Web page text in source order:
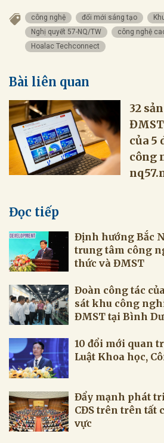
công nghệ đổi mới sáng tạo
Nghị quyết 57-NQ/TW
công nghệ
Hoalac Techconnect
Bài liên quan
32
của 5
công
Đọc tiếp
Định hướng Bắc
trung tâm công
thức và ĐMST
Đoàn công tác
sát khu công
ĐMST tại Bình
10 đổi mới quan
Luật Khoa học,
Đẩy mạnh phát
CĐS trên trên tất
vực